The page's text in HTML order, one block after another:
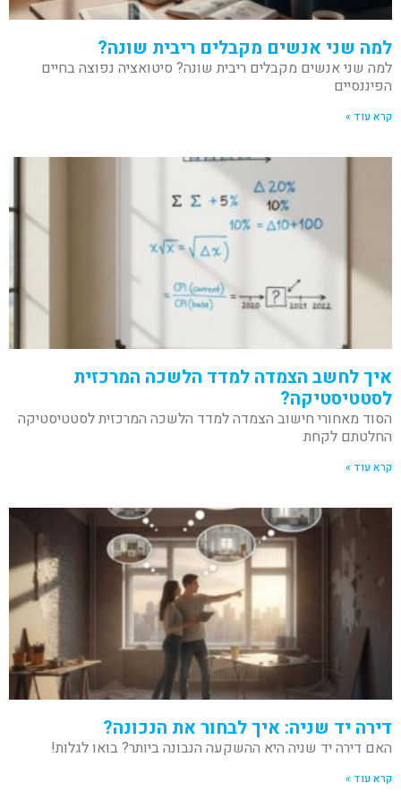
למה שני אנשים מקבלים ריבית שונה?
למה שני אנשים מקבלים ריבית שונה? סיטואציה נפוצה בחיים
הפיננסיים
קרא עוד »
איך לחשב הצמדה למדד הלשכה המרכזית
לסטטיסטיקה?
הסוד מאחורי חישוב הצמדה למדד הלשכה המרכזית לסטטיסטיקה
החלטתם לקחת
קרא עוד »
דירה יד שניה: איך לבחור את הנכונה?
האם דירה יד שניה היא ההשקעה הנבונה ביותר? בואו לגלות!
קרא עוד »